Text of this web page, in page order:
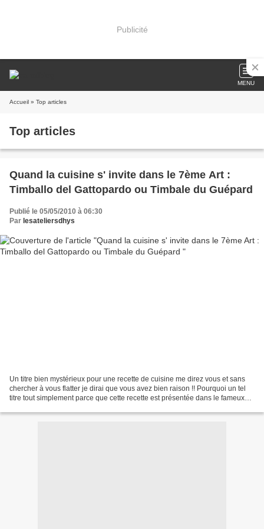
Publicité
MENU
Accueil » Top articles
Top articles
Quand la cuisine s' invite dans le 7ème Art :
Timballo del Gattopardo ou Timbale du Guépard
Publié le 05/05/2010 à 06:30
Par lesateliersdhys
Un titre bien mystérieux pour une recette de cuisine me direz vous et sans
chercher à vous flatter je dirai que vous avez bien raison !! Pourquoi un tel
titre tout simplement parce que cette recette est présentée dans le fameux